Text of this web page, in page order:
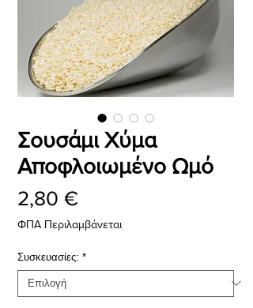
Σουσάμι Χύμα
Αποφλοιωμένο Ωμό
2,80 €Τιμή
ΦΠΑ Περιλαμβάνεται
Συσκευασίες: *